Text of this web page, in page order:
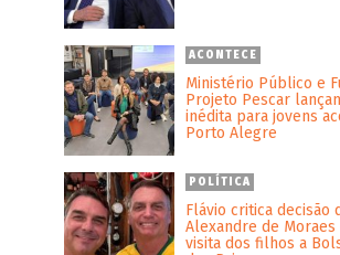
ACONTECE
Ministério Público e
Projeto Pescar
inédita para jovens
Porto Alegre
POLÍTICA
Flávio critica decisão
Alexandre de
visita dos filhos a